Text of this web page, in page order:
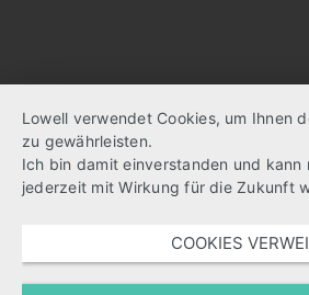
Lowell verwendet Cookies, um Ihnen
zu gewährleisten.
Ich bin damit einverstanden und kann
jederzeit mit Wirkung für die Zukunft
COOKIES